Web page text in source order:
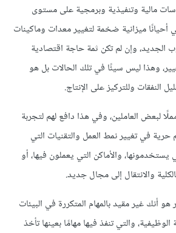
مالية وتنفيذية وبرمجية على مستوى
أحيانًا ميزانية ضخمة لتغيير معدات وماكينات
الجديد، وإن لم تكن ثمة حاجة اقتصادية
وهذا ليس سيئًا في تلك الحالات بل هو
النفقات وللتركيز على الإنتاج.
لبعض العاملين، وفي هذا دافع لهم لتجربة
حرية في تغيير نمط العمل والتقنيات التي
يستخدمونها، والأماكن التي يعملون فيها، أو
والانتقال إلى مجال جديد.
أنك غير مقيد بالمهام المتكررة في البيئات
الوظيفية، والتي تنفذ فيها مهامًا بعينها تأخذ